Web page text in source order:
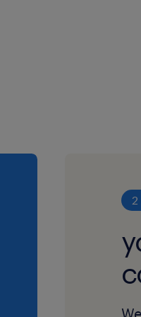
virksomheden
Du
naturligt formår at
og motivere dit